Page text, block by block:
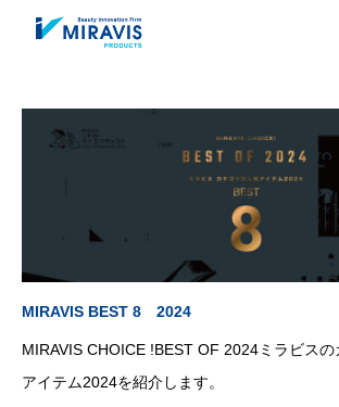
MIRAVIS BEST 8 2024
MIRAVIS CHOICE !BEST OF 2024ミラビス
アイテム2024を紹介します。